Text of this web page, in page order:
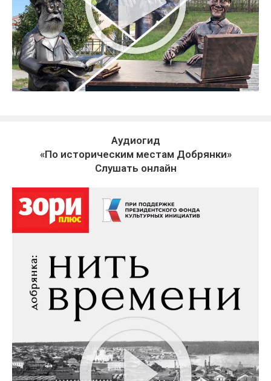
Аудиогид
«По историческим местам Добрянки»
Слушать онлайн